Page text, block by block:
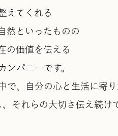
えてくれる
然といったものの
の価値を伝える
ンパニーです。
で、自分の心と生活に寄
それらの大切さ伝え続け